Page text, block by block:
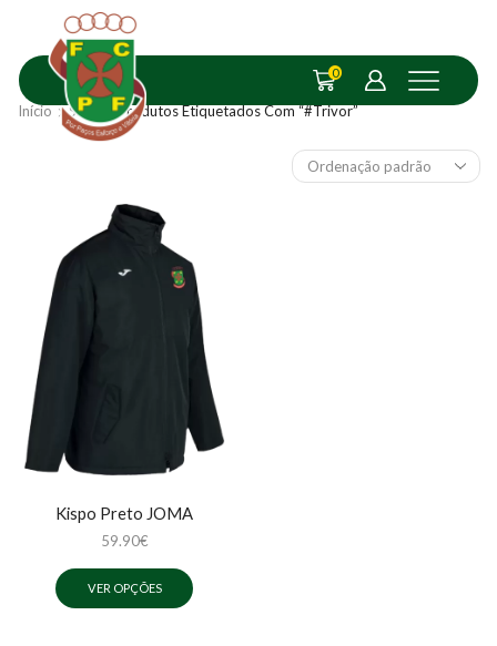
0
Início Shop Produtos Etiquetados Com “#Trivor”
Kispo Preto JOMA
59.90€
VER OPÇÕES